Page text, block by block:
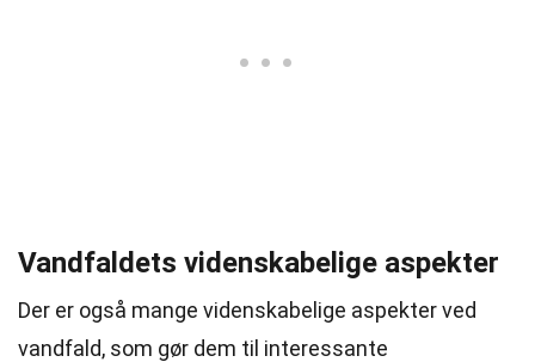
Vandfaldets videnskabelige aspekter
Der er også mange videnskabelige aspekter ved
vandfald, som gør dem til interessante